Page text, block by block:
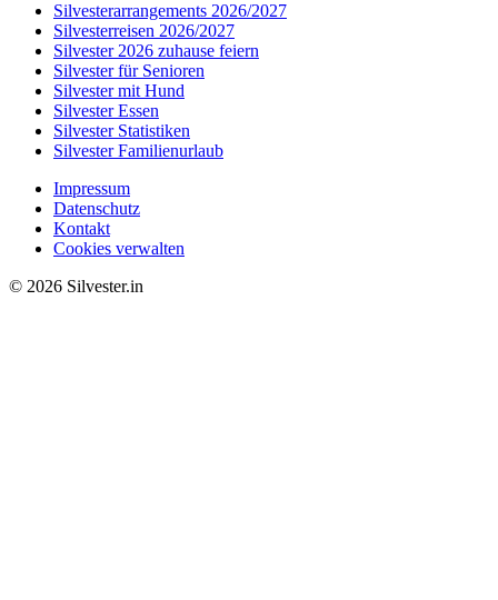
Silvesterarrangements 2026/2027
Silvesterreisen 2026/2027
Silvester 2026 zuhause feiern
Silvester für Senioren
Silvester mit Hund
Silvester Essen
Silvester Statistiken
Silvester Familienurlaub
Impressum
Datenschutz
Kontakt
Cookies verwalten
© 2026 Silvester.in